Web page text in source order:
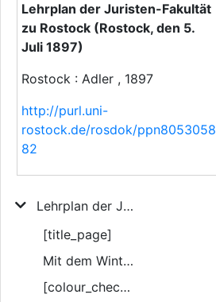
Lehrplan der Juristen-Fakultät
zu Rostock (Rostock, den 5.
Juli 1897)
Rostock : Adler , 1897
http://purl.uni-
rostock.de/rosdok/ppn8053058
82
Lehrplan der Juristen-Fakultät zu Rostock (Rostock, den 5. Juli 1897)
[title_page]
Mit dem Wintersemester 1897/1898 werden die Vorlesungen ...
[colour_checker]